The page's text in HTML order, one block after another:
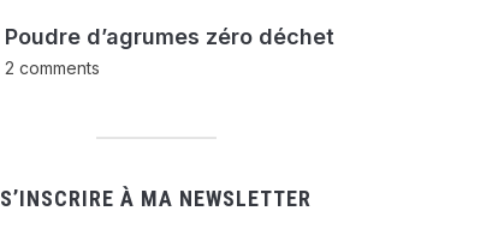
Poudre d’agrumes zéro déchet
2 comments
S’INSCRIRE À MA NEWSLETTER